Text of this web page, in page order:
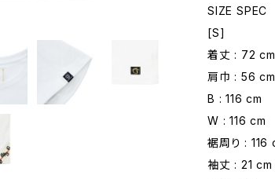
SIZE SPEC
[S]
着丈 : 72 cm
肩巾 : 56 cm
B : 116 cm
W : 116 cm
裾周り : 116
袖丈 : 21 cm